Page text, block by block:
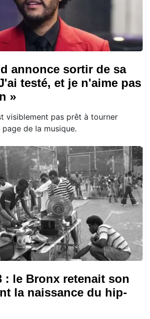
annonce sortir de sa
testé, et je n'aime pas
»
visiblement pas prêt à tourner
de la musique.
: le Bronx retenait son
la naissance du hip-